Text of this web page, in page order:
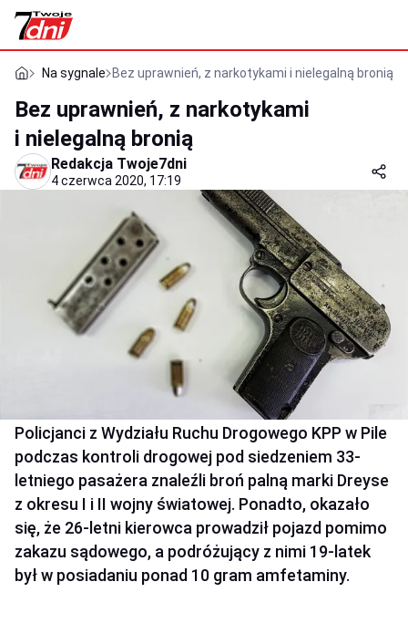
Na sygnale Bez uprawnień, z narkotykami i nielegalną bronią
Bez uprawnień, z narkotykami
i nielegalną bronią
Redakcja Twoje7dni
4 czerwca 2020, 17:19
Policjanci z Wydziału Ruchu Drogowego KPP w Pile
podczas kontroli drogowej pod siedzeniem 33-
letniego pasażera znaleźli broń palną marki Dreyse
z okresu I i II wojny światowej. Ponadto, okazało
się, że 26-letni kierowca prowadził pojazd pomimo
zakazu sądowego, a podróżujący z nimi 19-latek
był w posiadaniu ponad 10 gram amfetaminy.